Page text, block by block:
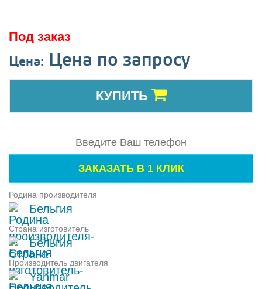
Под заказ
Цена: Цена по запросу
КУПИТЬ
Родина производителя
Бельгия
Страна изготовитель
Бельгия
Производитель двигателя
Yanmar